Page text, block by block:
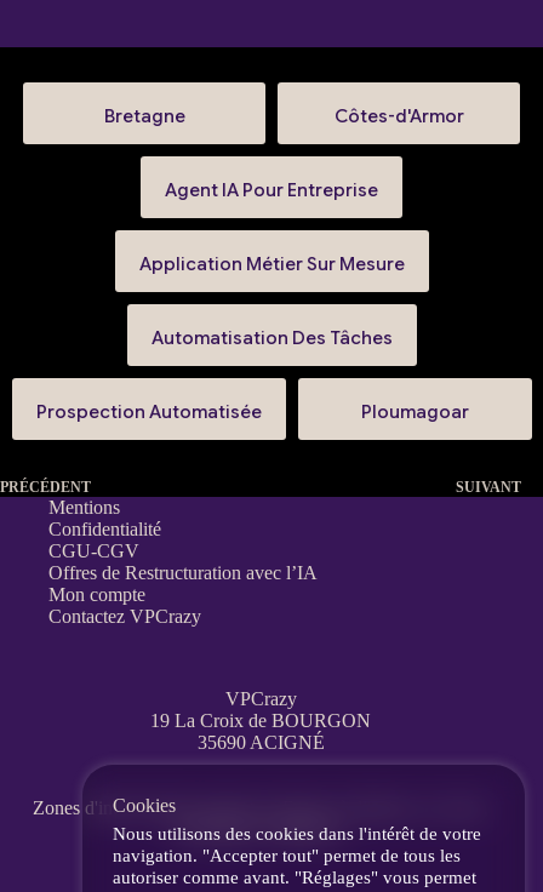
Bretagne Côtes-d'Armor
Agent IA Pour Entreprise
Application Métier Sur Mesure
Automatisation Des Tâches
Prospection Automatisée Ploumagoar
PRÉCÉDENT SUIVANT
Mentions
Confidentialité
CGU-CGV
Offres de Restructuration avec l’IA
Mon compte
Contactez VPCrazy
VPCrazy
19 La Croix de BOURGON
35690 ACIGNÉ
Zones d'interventions partout en France
messagerie, téléphone.
Cookies
Nous utilisons des cookies dans l'intérêt de votre
navigation. "Accepter tout" permet de tous les
autoriser comme avant. "Réglages" vous permet